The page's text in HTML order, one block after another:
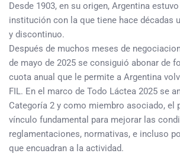
Desde 1903, en su origen, Argentina
institución con la que tiene hace décadas
y discontinuo.
Después de muchos meses de
de mayo de 2025 se consiguió abonar de
cuota anual que le permite a Argentina
FIL. En el marco de Todo Láctea 2025 se
Categoría 2 y como miembro asociado, el
vínculo fundamental para mejorar las
reglamentaciones, normativas, e incluso
que encuadran a la actividad.